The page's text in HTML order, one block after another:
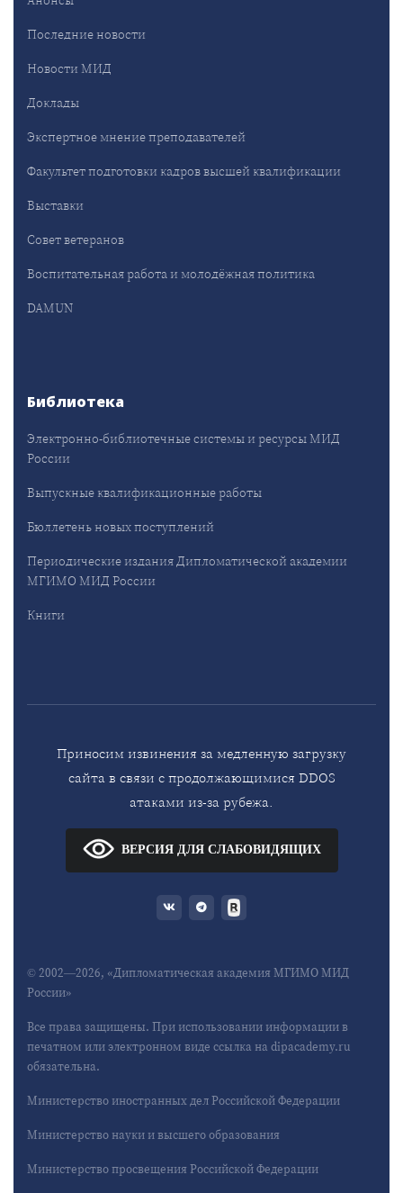
Последние новости
Новости МИД
Доклады
Экспертное мнение преподавателей
Факультет подготовки кадров высшей квалификации
Выставки
Совет ветеранов
Воспитательная работа и молодёжная политика
DAMUN
Библиотека
Электронно-библиотечные системы и ресурсы МИД
России
Выпускные квалификационные работы
Бюллетень новых поступлений
Периодические издания Дипломатической академии
МГИМО МИД России
Книги
Приносим извинения за медленную загрузку
сайта в связи с продолжающимися DDOS
атаками из-за рубежа.
ВЕРСИЯ ДЛЯ СЛАБОВИДЯЩИХ
© 2002—2026, «Дипломатическая академия МГИМО МИД
России»
Все права защищены. При использовании информации в
печатном или электронном виде ссылка на dipacademy.ru
обязательна.
Министерство иностранных дел Российской Федерации
Министерство науки и высшего образования
Министерство просвещения Российской Федерации